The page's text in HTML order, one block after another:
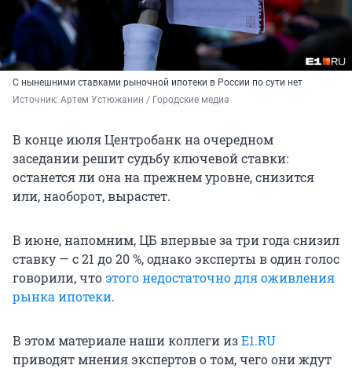
С нынешними ставками рыночной ипотеки в России по сути нет
Источник: Артем Устюжанин / Городские медиа
В конце июля Центробанк на очередном
заседании решит судьбу ключевой ставки:
останется ли она на прежнем уровне, снизится
или, наоборот, вырастет.
В июне, напомним, ЦБ впервые за три года снизил
ставку — с 21 до 20 %, однако эксперты в один голос
говорили, чтоэтого недостаточно для оживления
рынка ипотеки.
В этом материале наши коллеги изE1.RU
приводят мнения экспертов о том, чего они ждут